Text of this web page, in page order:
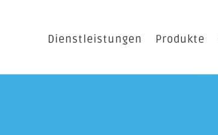
Dienstleistungen Produkte